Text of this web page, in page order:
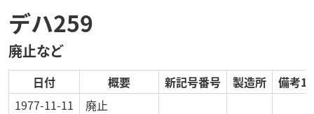
デハ259
廃止など
日付 概要 新記号番号 製造所
備考1
1977-11-11
廃止